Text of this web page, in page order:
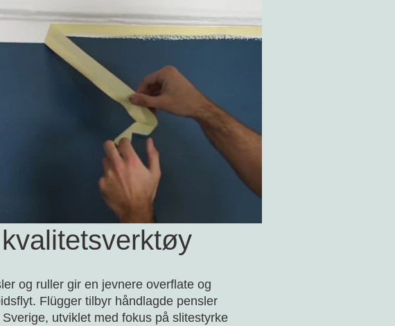
og ruller gir en jevnere overflate og
Flügger tilbyr håndlagde pensler
utviklet med fokus på slitestyrke